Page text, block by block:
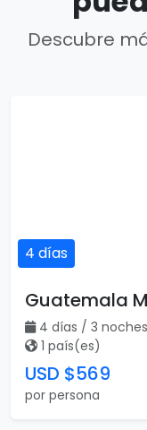
Descubre
4 días
Guatemala
4 días / 3 noches
1 país(es)
USD $569
por persona